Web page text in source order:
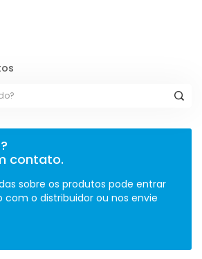
contato.
sobre os produtos pode entrar
o distribuidor ou nos envie